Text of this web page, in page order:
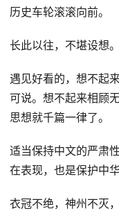
历史车轮滚滚向前。
长此以往，不堪设想。
遇见好看的，想不起
可说。想不起来相顾
思想就千篇一律了。
适当保持中文的严肃
在表现，也是保护中
衣冠不绝，神州不灭